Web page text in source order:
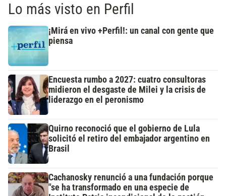
Lo más visto en Perfil
¡Mirá en vivo +Perfil!: un canal con gente que
piensa
Encuesta rumbo a 2027: cuatro consultoras
midieron el desgaste de Milei y la crisis de
liderazgo en el peronismo
Quirno reconoció que el gobierno de Lula
solicitó el retiro del embajador argentino en
Brasil
Cachanosky renunció a una fundación porque
"se ha transformado en una especie de